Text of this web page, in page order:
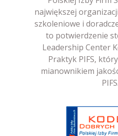
największej
szkoleniowe i
to potwierdzenie
Leadership Center
Praktyk PIFS,
mianownikiem
PIFS.